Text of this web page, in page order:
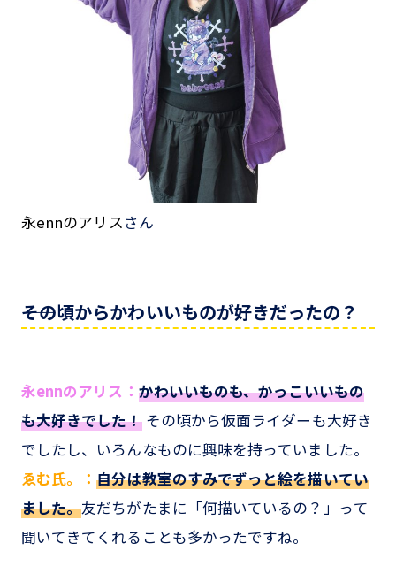
永ennのアリスさん
――その頃からかわいいものが好きだったの？
永ennのアリス： かわいいものも、かっこいいもの
も大好きでした！その頃から仮面ライダーも大好き
でしたし、いろんなものに興味を持っていました。
ゑむ氏。：自分は教室のすみでずっと絵を描いてい
ました。友だちがたまに「何描いているの？」って
聞いてきてくれることも多かったですね。